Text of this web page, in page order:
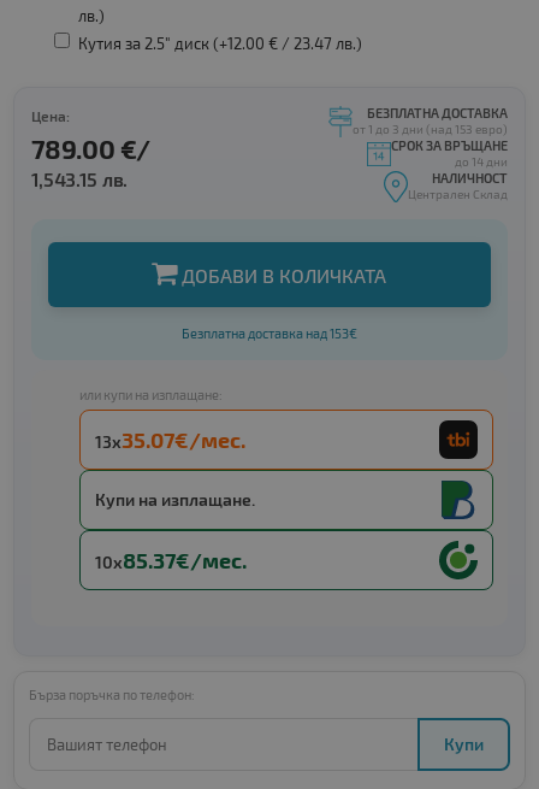
лв.)
Кутия за 2.5" диск (+12.00 € / 23.47 лв.)
Цена:
789.00 €/
1,543.15 лв.
БЕЗПЛАТНА ДОСТАВКА
от 1 до 3 дни (над 153 евро)
СРОК ЗА ВРЪЩАНЕ
до 14 дни
НАЛИЧНОСТ
Централен Склад
ДОБАВИ В КОЛИЧКАТА
Безплатна доставка над 153€
или купи на изплащане:
13x35.07€/мес.
Купи на изплащане.
10x85.37€/мес.
Бърза поръчка по телефон:
Купи